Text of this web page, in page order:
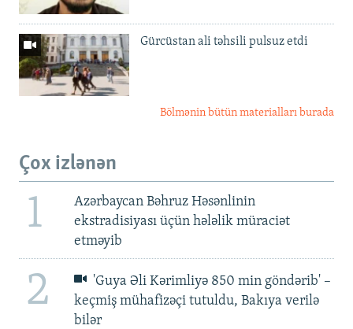
Gürcüstan ali təhsili pulsuz etdi
Bölmənin bütün materialları burada
Çox izlənən
1
Azərbaycan Bəhruz Həsənlinin
ekstradisiyası üçün hələlik müraciət
etməyib
2
'Guya Əli Kərimliyə 850 min göndərib' –
keçmiş mühafizəçi tutuldu, Bakıya verilə
bilər